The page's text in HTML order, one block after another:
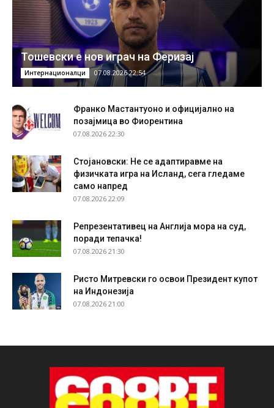
Тошевски е нов играч на Феризај
Интернационалци 07.08.2026 22:54
Франко Мастантуоно и официјално на
позајмица во Фиорентина
07.08.2026 22:30
Стојановски: Не се адаптиравме на
физичката игра на Исланд, сега гледаме
само напред
07.08.2026 22:09
Репрезентативец на Англија мора на суд,
поради тепачка!
07.08.2026 21:30
Ристо Митревски го освои Президент купот
на Индонезија
07.08.2026 21:00